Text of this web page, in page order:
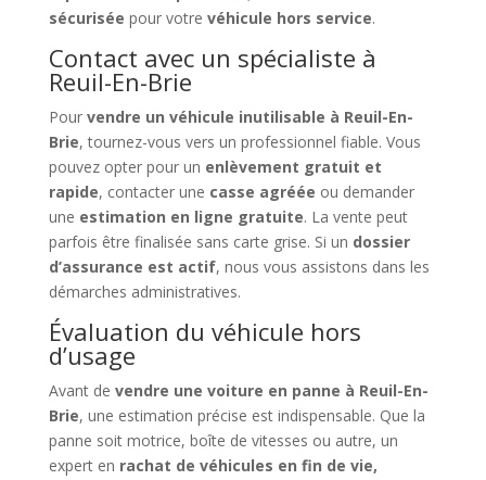
sécurisée pour votre véhicule hors service.
Contact avec un spécialiste à
Reuil-En-Brie
Pour vendre un véhicule inutilisable à Reuil-En-
Brie, tournez-vous vers un professionnel fiable. Vous
pouvez opter pour un enlèvement gratuit et
rapide, contacter une casse agréée ou demander
une estimation en ligne gratuite. La vente peut
parfois être finalisée sans carte grise. Si un dossier
d’assurance est actif, nous vous assistons dans les
démarches administratives.
Évaluation du véhicule hors
d’usage
Avant de vendre une voiture en panne à Reuil-En-
Brie, une estimation précise est indispensable. Que la
panne soit motrice, boîte de vitesses ou autre, un
expert en rachat de véhicules en fin de vie,